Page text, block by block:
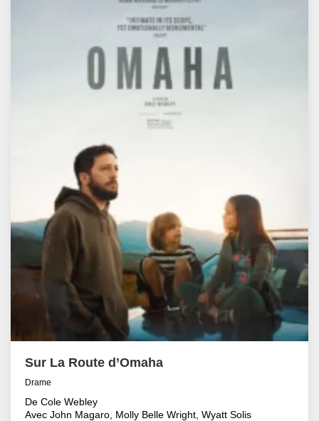
Sur La Route d’Omaha
Drame
De Cole Webley
Avec John Magaro, Molly Belle Wright, Wyatt Solis